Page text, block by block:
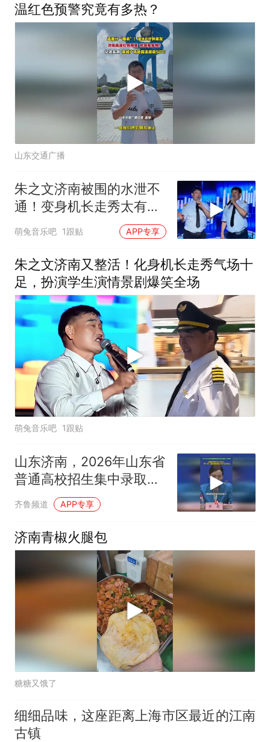
温红色预警究竟有多热？
山东交通广播
朱之文济南被围的水泄不
通！变身机长走秀太有
范，成名曲开口征服观众
萌兔音乐吧 1跟贴 APP专享
朱之文济南又整活！化身机长走秀气场十
足，扮演学生演情景剧爆笑全场
萌兔音乐吧 1跟贴
山东济南，2026年山东省
普通高校招生集中录取工
作结束，共录取考生
872368人
齐鲁频道 APP专享
济南青椒火腿包
糖糖又饿了
细细品味，这座距离上海市区最近的江南
古镇